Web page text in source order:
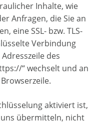
Inhalte, wie
Anfragen, die Sie an
eine SSL- bzw. TLS-
Verbindung
des
“ wechselt und an
aktiviert ist,
übermitteln, nicht